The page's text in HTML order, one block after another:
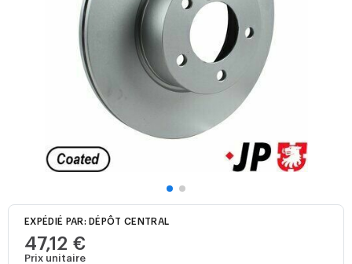
EXPÉDIÉ PAR: DÉPÔT CENTRAL
47,12 €
Prix unitaire